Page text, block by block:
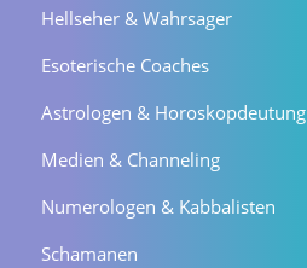
Hellseher & Wahrsager
Esoterische Coaches
Astrologen & Horoskopdeutung
Medien & Channeling
Numerologen & Kabbalisten
Schamanen